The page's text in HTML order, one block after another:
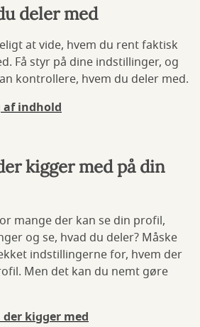
deler med
at vide, hvem du rent faktisk
Få styr på dine indstillinger, og
kontrollere, hvem du deler med.
af indhold
kigger med på din
mange der kan se din profil,
og se, hvad du deler? Måske
indstillingerne for, hvem der
Men det kan du nemt gøre
der kigger med